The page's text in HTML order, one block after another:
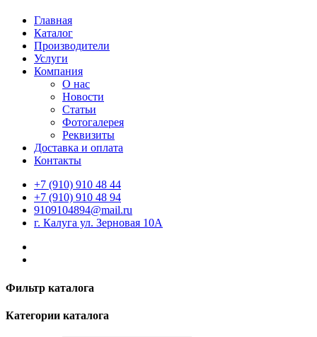
Главная
Каталог
Производители
Услуги
Компания
О нас
Новости
Статьи
Фотогалерея
Реквизиты
Доставка и оплата
Контакты
+7 (910) 910 48 44
+7 (910) 910 48 94
9109104894@mail.ru
г. Калуга ул. Зерновая 10А
Фильтр каталога
Категории каталога